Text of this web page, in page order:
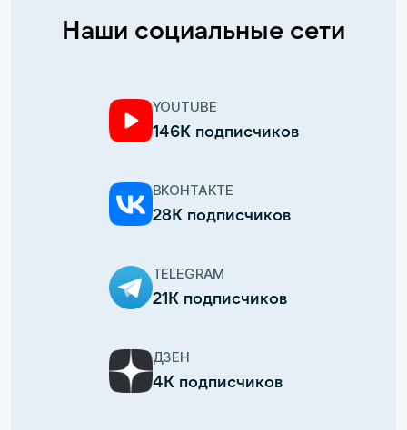
Наши социальные сети
YOUTUBE
146К подписчиков
ВКОНТАКТЕ
28К подписчиков
TELEGRAM
21К подписчиков
ДЗЕН
4К подписчиков